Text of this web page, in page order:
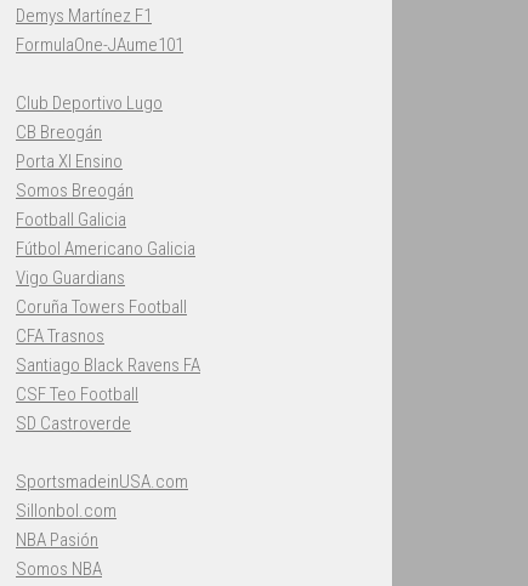
Demys Martínez F1
FormulaOne-JAume101
Club Deportivo Lugo
CB Breogán
Porta XI Ensino
Somos Breogán
Football Galicia
Fútbol Americano Galicia
Vigo Guardians
Coruña Towers Football
CFA Trasnos
Santiago Black Ravens FA
CSF Teo Football
SD Castroverde
SportsmadeinUSA.com
Sillonbol.com
NBA Pasión
Somos NBA